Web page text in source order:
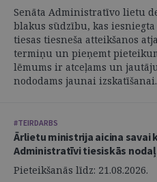
Senāta Administratīvo lietu
blakus sūdzību, kas
tiesas tiesneša atteikšanos
termiņu un pieņemt
lēmums ir atceļams un
nododams jaunai
#TEIRDARBS
Ārlietu ministrija aicina savai
Administratīvi tiesiskās
Pieteikšanās līdz: 21.08.2026.